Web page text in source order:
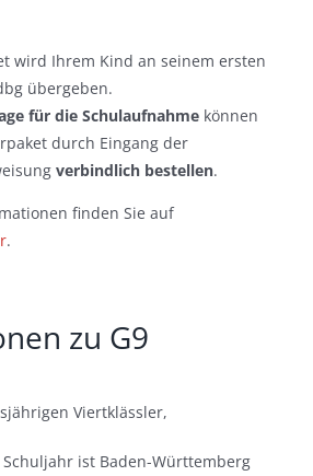
wird Ihrem Kind an seinem ersten
übergeben.
für die Schulaufnahmekönnen
durch Eingang der
verbindlich bestellen.
finden Sie auf
.
zu G9
Viertklässler,
ist Baden-Württemberg